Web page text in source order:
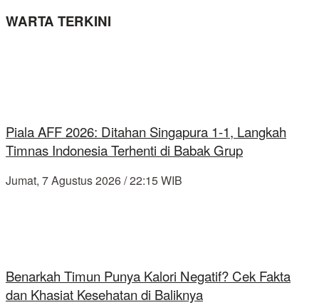
WARTA TERKINI
Piala AFF 2026: Ditahan Singapura 1-1, Langkah
Timnas Indonesia Terhenti di Babak Grup
Jumat, 7 Agustus 2026 / 22:15 WIB
Benarkah Timun Punya Kalori Negatif? Cek Fakta
dan Khasiat Kesehatan di Baliknya